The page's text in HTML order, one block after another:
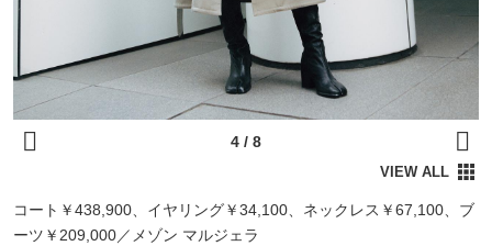
コート￥438,900、イヤリング￥34,100、ネックレス￥67,100、ブ
ーツ￥209,000／メゾン マルジェラ